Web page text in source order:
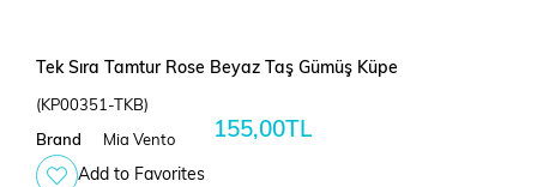
Tek Sıra Tamtur Rose Beyaz Taş Gümüş Küpe
(KP00351-TKB)
Brand Mia Vento 155,00TL
Add to Favorites